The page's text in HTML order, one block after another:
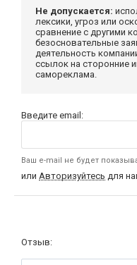
Не допускается:
лексики, угроз или
сравнение с другими
безосновательные
деятельность
ссылок на сторонние
самореклама.
Введите email:
Ваш e-mail не будет
или Авторизуйтесь для
Отзыв: